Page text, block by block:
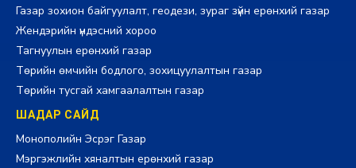
Газар зохион байгуулалт, геодези, зураг зүйн ерөнхий газар
Жендэрийн үндэсний хороо
Тагнуулын ерөнхий газар
Төрийн өмчийн бодлого, зохицуулалтын газар
Төрийн тусгай хамгаалалтын газар
ШАДАР САЙД
Монополийн Эсрэг Газар
Мэргэжлийн хяналтын ерөнхий газар